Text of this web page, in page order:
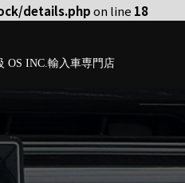
details.phpon line 18
OS INC.輸入車専門店